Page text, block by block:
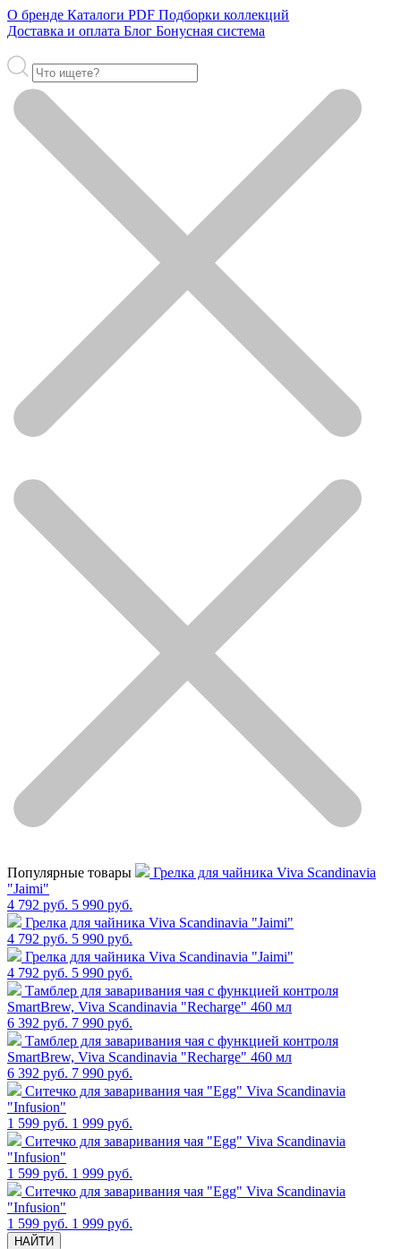
О бренде Каталоги PDF Подборки коллекций
Доставка и оплата Блог Бонусная система
Популярные товары
Грелка для чайника Viva Scandinavia
"Jaimi"
4 792 руб. 5 990 руб.
Грелка для чайника Viva Scandinavia "Jaimi"
4 792 руб. 5 990 руб.
Грелка для чайника Viva Scandinavia "Jaimi"
4 792 руб. 5 990 руб.
Тамблер для заваривания чая с функцией контроля
SmartBrew, Viva Scandinavia "Recharge" 460 мл
6 392 руб. 7 990 руб.
Тамблер для заваривания чая с функцией контроля
SmartBrew, Viva Scandinavia "Recharge" 460 мл
6 392 руб. 7 990 руб.
Cитечко для заваривания чая "Egg" Viva Scandinavia
"Infusion"
1 599 руб. 1 999 руб.
Cитечко для заваривания чая "Egg" Viva Scandinavia
"Infusion"
1 599 руб. 1 999 руб.
Cитечко для заваривания чая "Egg" Viva Scandinavia
"Infusion"
1 599 руб. 1 999 руб.
НАЙТИ